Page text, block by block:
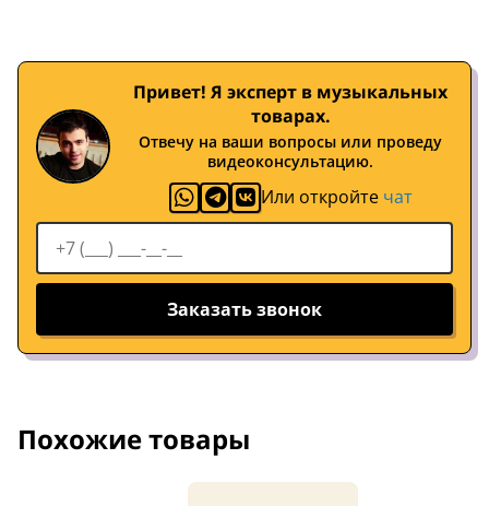
Привет! Я эксперт в музыкальных
товарах.
Отвечу на ваши вопросы или проведу
видеоконсультацию.
Или откройте чат
Заказать звонок
Похожие товары